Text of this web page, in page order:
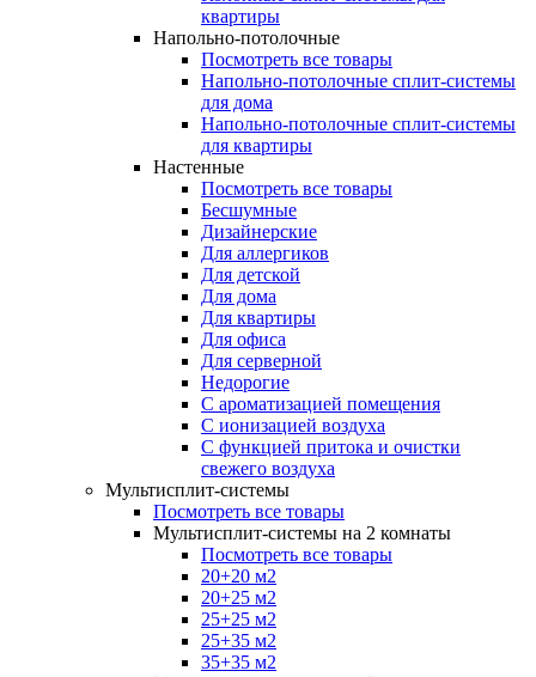
квартиры
Напольно-потолочные
Посмотреть все товары
Напольно-потолочные сплит-системы
для дома
Напольно-потолочные сплит-системы
для квартиры
Настенные
Посмотреть все товары
Бесшумные
Дизайнерские
Для аллергиков
Для детской
Для дома
Для квартиры
Для офиса
Для серверной
Недорогие
С ароматизацией помещения
С ионизацией воздуха
С функцией притока и очистки
свежего воздуха
Мультисплит-системы
Посмотреть все товары
Мультисплит-системы на 2 комнаты
Посмотреть все товары
20+20 м2
20+25 м2
25+25 м2
25+35 м2
35+35 м2